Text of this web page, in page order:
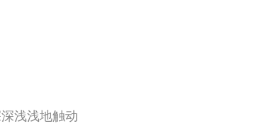
浅浅地触动